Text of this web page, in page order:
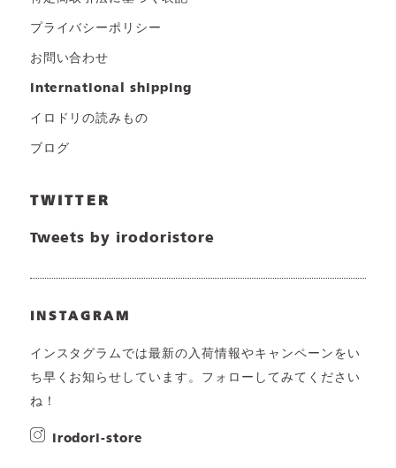
プライバシーポリシー
お問い合わせ
international shipping
イロドリの読みもの
ブログ
TWITTER
Tweets by irodoristore
INSTAGRAM
インスタグラムでは最新の入荷情報やキャンペーンをい
ち早くお知らせしています。フォローしてみてください
ね！
irodori-store